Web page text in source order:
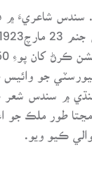
شاعر هو. سندس
جو
ڪيو ويو.